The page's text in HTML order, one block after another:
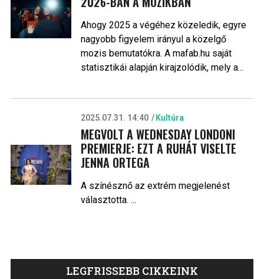
Ahogy 2025 a végéhez közeledik, egyre
nagyobb figyelem irányul a közelgő
mozis bemutatókra. A mafab.hu saját
statisztikái alapján kirajzolódik, mely a...
2025.07.31. 14:40 Kultúra
MEGVOLT A WEDNESDAY LONDONI
PREMIERJE: EZT A RUHÁT VISELTE
JENNA ORTEGA
A színésznő az extrém megjelenést
választotta. ...
LEGFRISSEBB CIKKEINK